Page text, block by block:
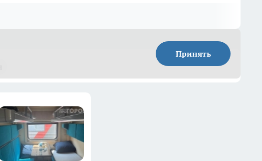
Принять